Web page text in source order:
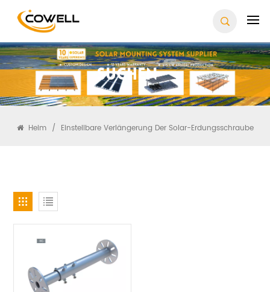
Suchen
Heim / Einstellbare Verlängerung Der Solar-Erdungsschraube